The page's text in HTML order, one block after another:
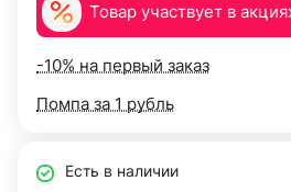
Товар участвует в
-10% на первый заказ
Помпа за 1 рубль
Есть в наличии